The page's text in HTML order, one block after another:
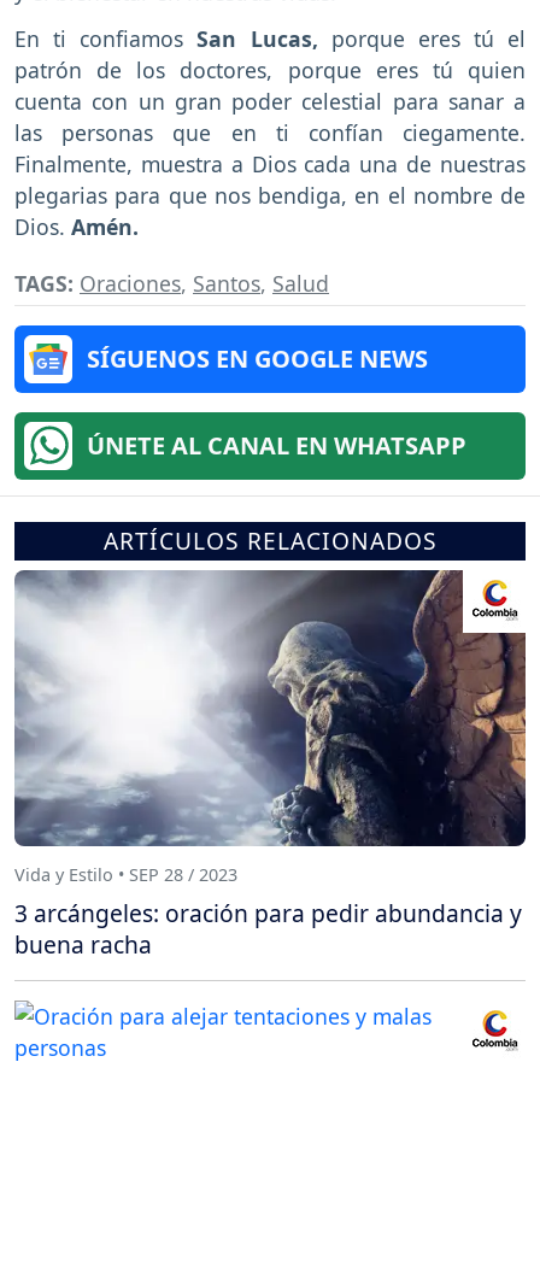
En ti confiamosSan Lucas, porque eres tú el
patrón de los doctores, porque eres tú quien
cuenta con un gran poder celestial para sanar a
las personas que en ti confían ciegamente.
Finalmente, muestra a Dios cada una de nuestras
plegarias para que nos bendiga, en el nombre de
Dios. Amén.
TAGS: Oraciones, Santos, Salud
SÍGUENOS EN GOOGLE NEWS
ÚNETE AL CANAL EN WHATSAPP
ARTÍCULOS RELACIONADOS
Vida y Estilo • SEP 28 / 2023
3 arcángeles: oración para pedir abundancia y
buena racha